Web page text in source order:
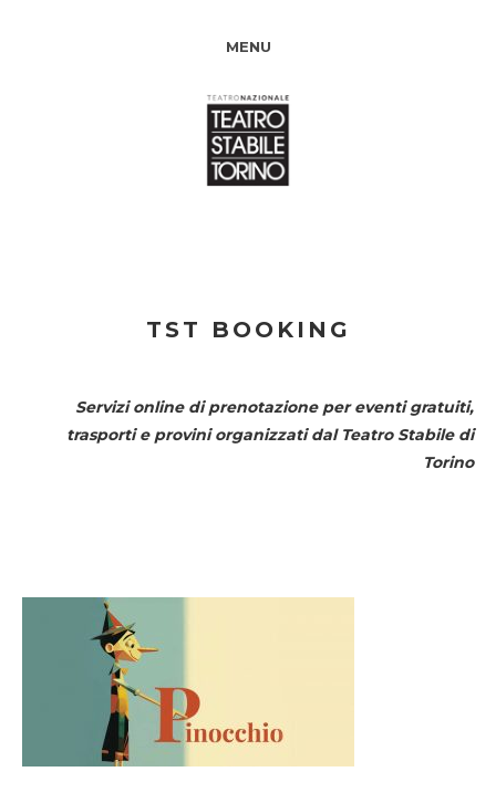
MENU
TST BOOKING
Servizi online di prenotazione per eventi gratuiti,
trasporti e provini organizzati dal Teatro Stabile di
Torino